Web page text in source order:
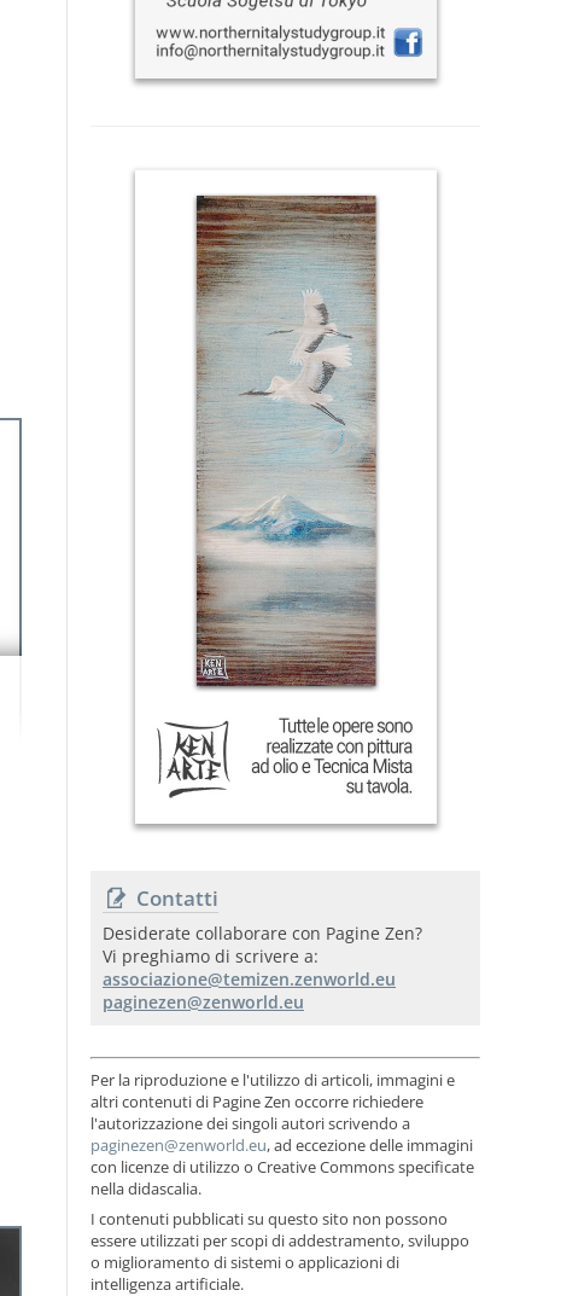
Contatti
Desiderate collaborare con Pagine Zen?
Vi preghiamo di scrivere a:
Per la riproduzione e l'utilizzo di articoli, immagini e
altri contenuti di Pagine Zen occorre richiedere
l'autorizzazione dei singoli autori scrivendo a
, ad eccezione delle immagini
con licenze di utilizzo o Creative Commons specificate
nella didascalia.
I contenuti pubblicati su questo sito non possono
essere utilizzati per scopi di addestramento, sviluppo
o miglioramento di sistemi o applicazioni di
intelligenza artificiale.